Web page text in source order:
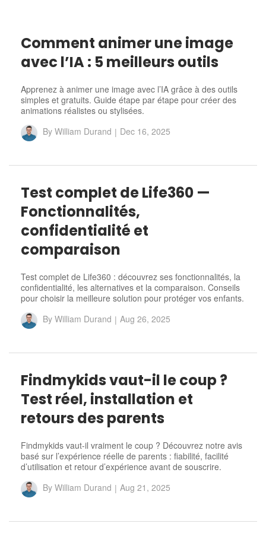
Comment animer une image
avec l’IA : 5 meilleurs outils
Apprenez à animer une image avec l’IA grâce à des outils
simples et gratuits. Guide étape par étape pour créer des
animations réalistes ou stylisées.
By William Durand | Dec 16, 2025
Test complet de Life360 —
Fonctionnalités,
confidentialité et
comparaison
Test complet de Life360 : découvrez ses fonctionnalités, la
confidentialité, les alternatives et la comparaison. Conseils
pour choisir la meilleure solution pour protéger vos enfants.
By William Durand | Aug 26, 2025
Findmykids vaut-il le coup ?
Test réel, installation et
retours des parents
Findmykids vaut-il vraiment le coup ? Découvrez notre avis
basé sur l’expérience réelle de parents : fiabilité, facilité
d’utilisation et retour d’expérience avant de souscrire.
By William Durand | Aug 21, 2025